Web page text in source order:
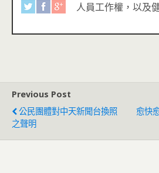
人員工作權，以及
Previous Post
公民團體對中天新聞台換照
之聲明
愈快